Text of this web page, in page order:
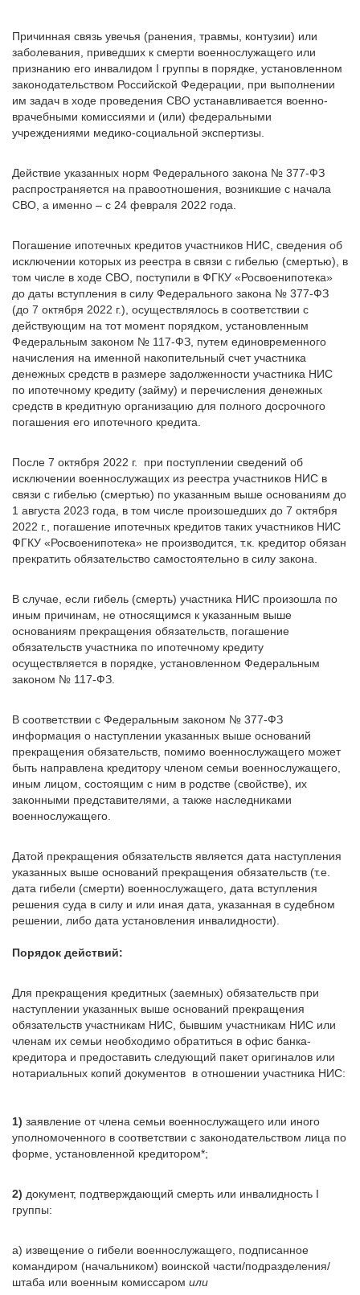
Причинная связь увечья (ранения, травмы, контузии) или
заболевания, приведших к смерти военнослужащего или
признанию его инвалидом I группы в порядке, установленном
законодательством Российской Федерации, при выполнении
им задач в ходе проведения СВО устанавливается военно-
врачебными комиссиями и (или) федеральными
учреждениями медико-социальной экспертизы.
Действие указанных норм Федерального закона № 377-ФЗ
распространяется на правоотношения, возникшие с начала
СВО, а именно – с 24 февраля 2022 года.
Погашение ипотечных кредитов участников НИС, сведения об
исключении которых из реестра в связи с гибелью (смертью), в
том числе в ходе СВО, поступили в ФГКУ «Росвоенипотека»
до даты вступления в силу Федерального закона № 377-ФЗ
(до 7 октября 2022 г.), осуществлялось в соответствии с
действующим на тот момент порядком, установленным
Федеральным законом № 117-ФЗ, путем единовременного
начисления на именной накопительный счет участника
денежных средств в размере задолженности участника НИС
по ипотечному кредиту (займу) и перечисления денежных
средств в кредитную организацию для полного досрочного
погашения его ипотечного кредита.
После 7 октября 2022 г. при поступлении сведений об
исключении военнослужащих из реестра участников НИС в
связи с гибелью (смертью) по указанным выше основаниям до
1 августа 2023 года, в том числе произошедших до 7 октября
2022 г., погашение ипотечных кредитов таких участников НИС
ФГКУ «Росвоенипотека» не производится, т.к. кредитор обязан
прекратить обязательство самостоятельно в силу закона.
В случае, если гибель (смерть) участника НИС произошла по
иным причинам, не относящимся к указанным выше
основаниям прекращения обязательств, погашение
обязательств участника по ипотечному кредиту
осуществляется в порядке, установленном Федеральным
законом № 117-ФЗ.
В соответствии с Федеральным законом № 377-ФЗ
информация о наступлении указанных выше оснований
прекращения обязательств, помимо военнослужащего может
быть направлена кредитору членом семьи военнослужащего,
иным лицом, состоящим с ним в родстве (свойстве), их
законными представителями, а также наследниками
военнослужащего.
Датой прекращения обязательств является дата наступления
указанных выше оснований прекращения обязательств (т.е.
дата гибели (смерти) военнослужащего, дата вступления
решения суда в силу и или иная дата, указанная в судебном
решении, либо дата установления инвалидности).
Порядок действий:
Для прекращения кредитных (заемных) обязательств при
наступлении указанных выше оснований прекращения
обязательств участникам НИС, бывшим участникам НИС или
членам их семьи необходимо обратиться в офис банка-
кредитора и предоставить следующий пакет оригиналов или
нотариальных копий документов в отношении участника НИС:
1) заявление от члена семьи военнослужащего или иного
уполномоченного в соответствии с законодательством лица по
форме, установленной кредитором*;
2) документ, подтверждающий смерть или инвалидность I
группы:
а) извещение о гибели военнослужащего, подписанное
командиром (начальником) воинской части/подразделения/
штаба или военным комиссаром или